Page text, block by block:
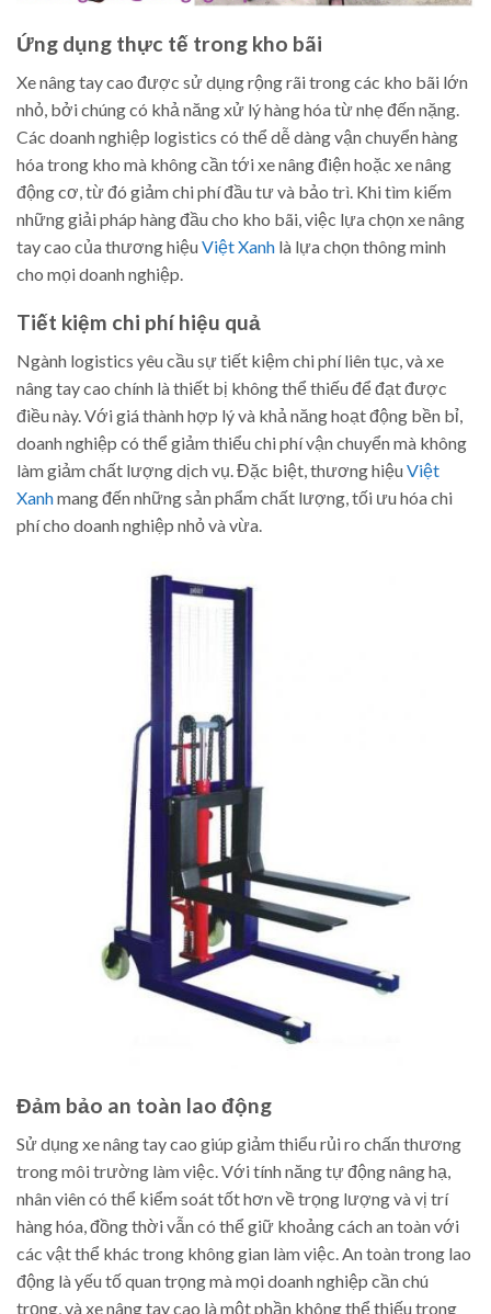
Ứng dụng thực tế trong kho bãi
Xe nâng tay cao được sử dụng rộng rãi trong các kho bãi lớn
nhỏ, bởi chúng có khả năng xử lý hàng hóa từ nhẹ đến nặng.
Các doanh nghiệp logistics có thể dễ dàng vận chuyển hàng
hóa trong kho mà không cần tới xe nâng điện hoặc xe nâng
động cơ, từ đó giảm chi phí đầu tư và bảo trì. Khi tìm kiếm
những giải pháp hàng đầu cho kho bãi, việc lựa chọn xe nâng
tay cao của thương hiệuViệt Xanh là lựa chọn thông minh
cho mọi doanh nghiệp.
Tiết kiệm chi phí hiệu quả
Ngành logistics yêu cầu sự tiết kiệm chi phí liên tục, và xe
nâng tay cao chính là thiết bị không thể thiếu để đạt được
điều này. Với giá thành hợp lý và khả năng hoạt động bền bỉ,
doanh nghiệp có thể giảm thiểu chi phí vận chuyển mà không
làm giảm chất lượng dịch vụ. Đặc biệt, thương hiệuViệt
Xanhmang đến những sản phẩm chất lượng, tối ưu hóa chi
phí cho doanh nghiệp nhỏ và vừa.
Đảm bảo an toàn lao động
Sử dụng xe nâng tay cao giúp giảm thiểu rủi ro chấn thương
trong môi trường làm việc. Với tính năng tự động nâng hạ,
nhân viên có thể kiểm soát tốt hơn về trọng lượng và vị trí
hàng hóa, đồng thời vẫn có thể giữ khoảng cách an toàn với
các vật thể khác trong không gian làm việc. An toàn trong lao
động là yếu tố quan trọng mà mọi doanh nghiệp cần chú
trọng, và xe nâng tay cao là một phần không thể thiếu trong